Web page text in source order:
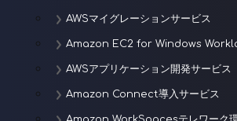
AWSマイグレーションサービス
Amazon EC2 for Windows
AWSアプリケーション開発サービス
Amazon Connect導入サービス